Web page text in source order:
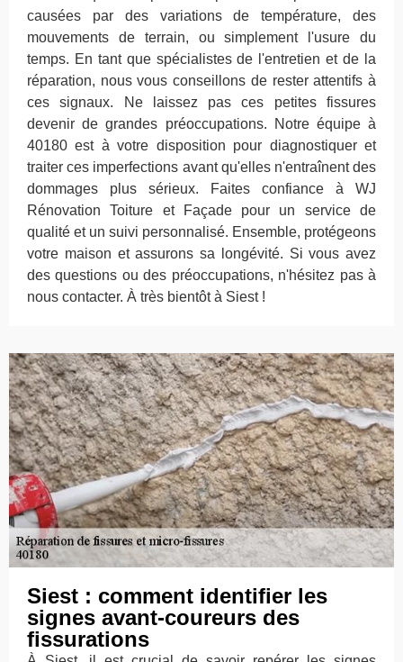
causées par des variations de température, des
mouvements de terrain, ou simplement l'usure du
temps. En tant que spécialistes de l'entretien et de la
réparation, nous vous conseillons de rester attentifs à
ces signaux. Ne laissez pas ces petites fissures
devenir de grandes préoccupations. Notre équipe à
40180 est à votre disposition pour diagnostiquer et
traiter ces imperfections avant qu'elles n'entraînent des
dommages plus sérieux. Faites confiance à WJ
Rénovation Toiture et Façade pour un service de
qualité et un suivi personnalisé. Ensemble, protégeons
votre maison et assurons sa longévité. Si vous avez
des questions ou des préoccupations, n'hésitez pas à
nous contacter. À très bientôt à Siest !
Siest : comment identifier les
signes avant-coureurs des
fissurations